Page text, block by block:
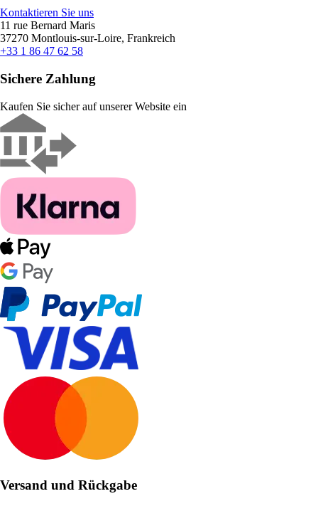
Kontaktieren Sie uns
11 rue Bernard Maris
37270 Montlouis-sur-Loire, Frankreich
+33 1 86 47 62 58
Sichere Zahlung
Kaufen Sie sicher auf unserer Website ein
Versand und Rückgabe